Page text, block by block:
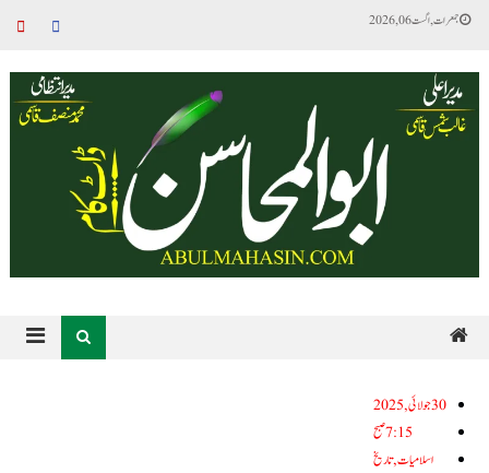
جمعرات, اگست 06, 2026
30جولائی, 2025
7:15 صبح
اسلامیات,تاریخ